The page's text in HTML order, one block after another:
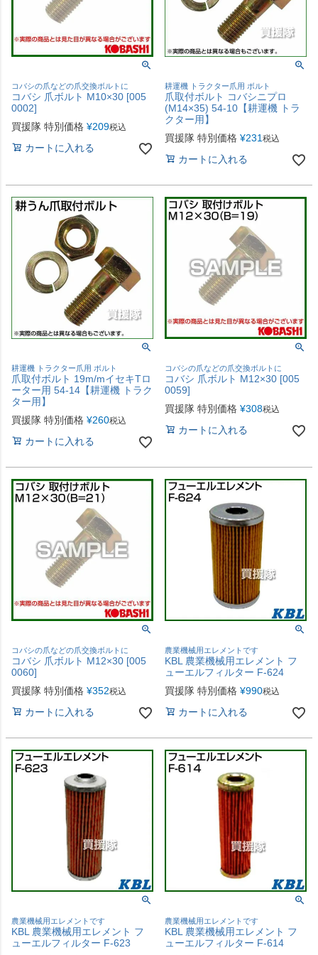
コバシの爪などの爪交換ボルトに
コバシ 爪ボルト M10×30 [005
0002]
買援隊 特別価格 ¥209税込
カートに入れる
耕運機 トラクター爪用 ボルト
爪取付ボルト コバシニプロ
(M14×35) 54-10【耕運機 トラ
クター用】
買援隊 特別価格 ¥231 税込
カートに入れる
耕運機 トラクター爪用 ボルト
爪取付ボルト 19m/mイセキTロ
ーター用 54-14【耕運機 トラク
ター用】
買援隊 特別価格 ¥260税込
カートに入れる
コバシの爪などの爪交換ボルトに
コバシ 爪ボルト M12×30 [005
0059]
買援隊 特別価格 ¥308税込
カートに入れる
コバシの爪などの爪交換ボルトに
コバシ 爪ボルト M12×30 [005
0060]
買援隊 特別価格 ¥352税込
カートに入れる
農業機械用エレメントです
KBL 農業機械用エレメント フ
ューエルフィルター F-624
買援隊 特別価格 ¥990税込
カートに入れる
農業機械用エレメントです
KBL 農業機械用エレメント フ
ューエルフィルター F-623
農業機械用エレメントです
KBL 農業機械用エレメント フ
ューエルフィルター F-614